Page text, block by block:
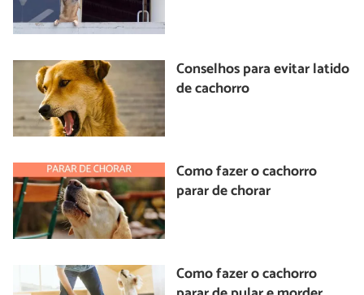
Conselhos para evitar latido
de cachorro
Como fazer o cachorro
parar de chorar
Como fazer o cachorro